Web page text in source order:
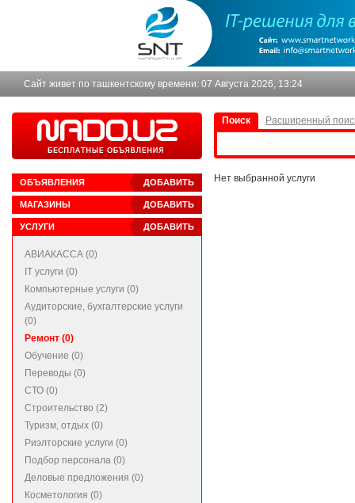
Сайт живет по ташкентскому времени: 07 Августа 2026, 13:24
ДОБАВИТЬ
ОБЪЯВЛЕНИЯ
ДОБАВИТЬ
МАГАЗИНЫ
ДОБАВИТЬ
УСЛУГИ
АВИАКАССА (0)
IT услуги (0)
Компьютерные услуги (0)
Аудиторские, бухгалтерские услуги
(0)
Ремонт (0)
Обучение (0)
Переводы (0)
СТО (0)
Строительство (2)
Туризм, отдых (0)
Риэлторские услуги (0)
Подбор персонала (0)
Деловые предложения (0)
Косметология (0)
Поиск Расширенный
Нет выбранной услуги